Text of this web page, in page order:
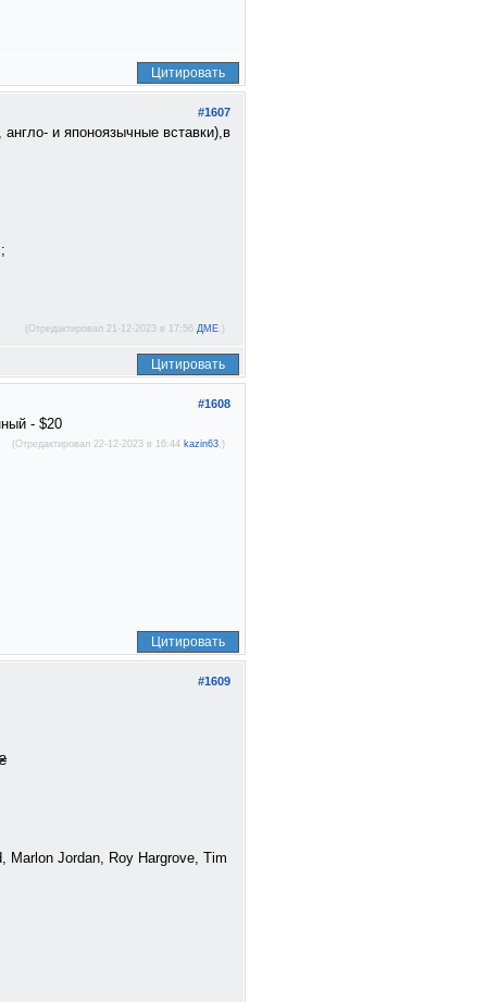
Цитировать
#1607
и японоязычные вставки),в
(Отредактировал 21-12-2023 в 17:56 ДМЕ.)
Цитировать
#1608
- $20
(Отредактировал 22-12-2023 в 16:44 kazin63.)
Цитировать
#1609
Marlon Jordan, Roy Hargrove, Tim